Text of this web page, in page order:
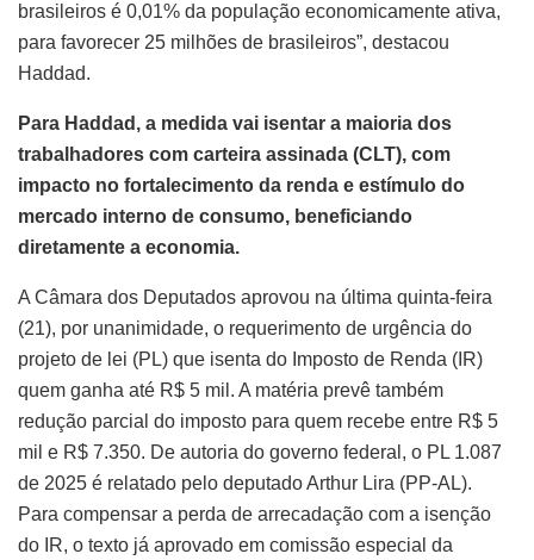
brasileiros é 0,01% da população economicamente ativa,
para favorecer 25 milhões de brasileiros”, destacou
Haddad.
Para Haddad, a medida vai isentar a maioria dos
trabalhadores com carteira assinada (CLT), com
impacto no fortalecimento da renda e estímulo do
mercado interno de consumo, beneficiando
diretamente a economia.
A Câmara dos Deputados aprovou na última quinta-feira
(21), por unanimidade, o requerimento de urgência do
projeto de lei (PL) que isenta do Imposto de Renda (IR)
quem ganha até R$ 5 mil. A matéria prevê também
redução parcial do imposto para quem recebe entre R$ 5
mil e R$ 7.350. De autoria do governo federal, o PL 1.087
de 2025 é relatado pelo deputado Arthur Lira (PP-AL).
Para compensar a perda de arrecadação com a isenção
do IR, o texto já aprovado em comissão especial da